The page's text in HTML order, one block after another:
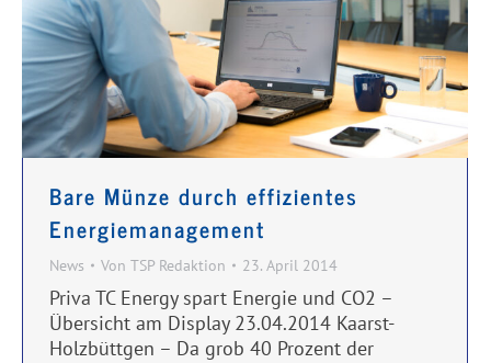
Bare Münze durch effizientes
Energiemanagement
News Von TSP Redaktion 23. April 2014
Priva TC Energy spart Energie und CO2 –
Übersicht am Display 23.04.2014 Kaarst-
Holzbüttgen – Da grob 40 Prozent der